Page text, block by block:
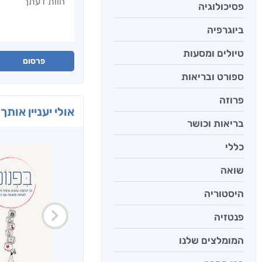
פסיכולוגיה
ביוגרפיה
טיולים ומסעות
ספורט ובריאות
פרוזה
בריאות וכושר
כללי
שואה
היסטוריה
פנטזיה
המומלצים שלנו
פרסום
אולי יעניין